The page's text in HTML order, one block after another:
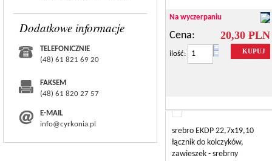
Dodatkowe informacje
TELEFONICZNIE
(48) 61 821 69 20
FAKSEM
(48) 61 820 27 57
E-MAIL
info@cyrkonia.pl
Na wyczerpaniu
Cena: 20,30 PLN
ilość: KUPUJ
srebro EKDP 22,7x19,10
łącznik do kolczyków,
zawieszek - srebrny